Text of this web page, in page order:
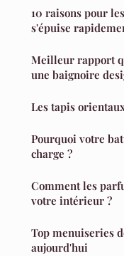
10 raisons pour
s'épuise
Meilleur rapport
une baignoire
Les tapis
Pourquoi votre
charge ?
Comment les
votre intérieur ?
Top menuiseries
aujourd'hui